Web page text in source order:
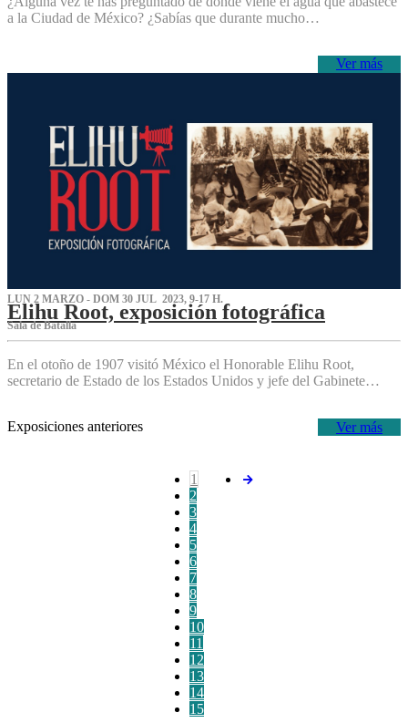
a la Ciudad de México? ¿Sabías que durante mucho…
Ver más
LUN 2 MARZO - DOM 30 JUL 2023, 9-17 H.
Elihu Root, exposición fotográfica
Sala de Batalla
En el otoño de 1907 visitó México el Honorable Elihu Root,
secretario de Estado de los Estados Unidos y jefe del Gabinete…
Ver más
Exposiciones anteriores
1
2
3
4
5
6
7
8
9
10
11
12
13
14
15